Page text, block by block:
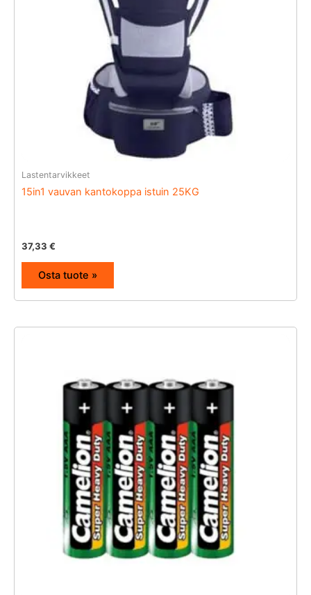
Lastentarvikkeet
15in1 vauvan kantokoppa istuin 25KG
37,33 €
Osta tuote »